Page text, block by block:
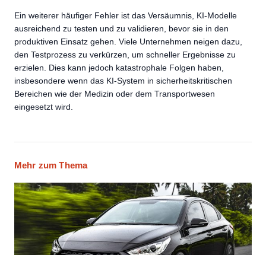
Ein weiterer häufiger Fehler ist das Versäumnis, KI-Modelle
ausreichend zu testen und zu validieren, bevor sie in den
produktiven Einsatz gehen. Viele Unternehmen neigen dazu,
den Testprozess zu verkürzen, um schneller Ergebnisse zu
erzielen. Dies kann jedoch katastrophale Folgen haben,
insbesondere wenn das KI-System in sicherheitskritischen
Bereichen wie der Medizin oder dem Transportwesen
eingesetzt wird.
Mehr zum Thema